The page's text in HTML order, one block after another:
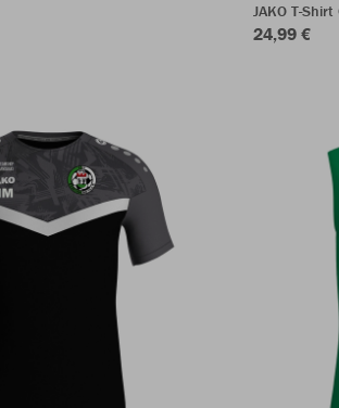
JAKO T-
24,99 €